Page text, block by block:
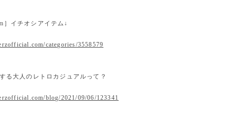
］イチオシアイテム↓
categories/3558579
る大人のレトロカジュアルって？
blog/2021/09/06/123341